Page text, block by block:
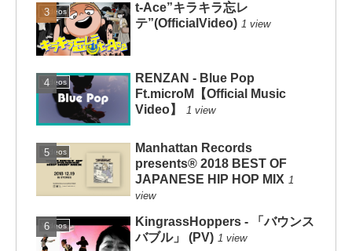
Videos
t-Ace”キラキラ忘レ
テ”(OfficialVideo) 1 view
Videos
RENZAN - Blue Pop
Ft.microM【Official Music
Video】
1 view
Videos
Manhattan Records
presents® 2018 BEST OF
JAPANESE HIP HOP MIX 1
view
Videos
KingrassHoppers - 「バウンス
バブル」 (PV) 1 view